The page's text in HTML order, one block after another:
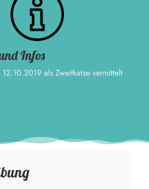
Infos
als Zweitkatze vermittelt